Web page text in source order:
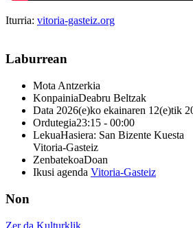
Iturria: vitoria-gasteiz.org
Laburrean
Mota Antzerkia
KonpainiaDeabru Beltzak
Data 2026(e)ko ekainaren 12(e)tik
Ordutegia23:15 - 00:00
LekuaHasiera: San Bizente Kuesta
Vitoria-Gasteiz
ZenbatekoaDoan
Ikusi agenda Vitoria-Gasteiz
Non
Zer da Kulturklik